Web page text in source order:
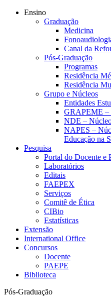
Ensino
Graduação
Medicina
Canal da
Pós-Graduação
Programas
Residência
Residência
Grupo e Núcleos
Entidades
GRAPEME –
NDE –
NAPES –
Educação na
Pesquisa
Portal do Docente e
Laboratórios
Editais
FAEPEX
Serviços
Comitê de Ética
CIBio
Estatísticas
Extensão
International Office
Concursos
Docente
PAEPE
Biblioteca
Pós-Graduação